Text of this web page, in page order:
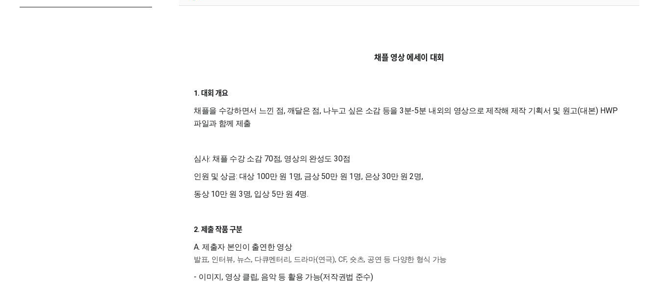
채플 영상 에세이 대회
1. 대회 개요
채플을 수강하면서 느낀 점, 깨달은 점, 나누고 싶은 소감 등을 3분-5분 내외의 영상으로 제작해 제작 기획서 및 원고(대본) HWP
파일과 함께 제출
심사: 채플 수강 소감 70점, 영상의 완성도 30점
인원 및 상금: 대상 100만 원 1명, 금상 50만 원 1명, 은상 30만 원2명,
동상 10만 원 3명, 입상 5만 원 4명.
2.제출 작품 구분
A. 제출자 본인이 출연한 영상
발표, 인터뷰, 뉴스, 다큐멘터리, 드라마(연극), CF, 숏츠, 공연 등 다양한 형식 가능
- 이미지, 영상 클립, 음악 등 활용 가능(저작권법 준수)